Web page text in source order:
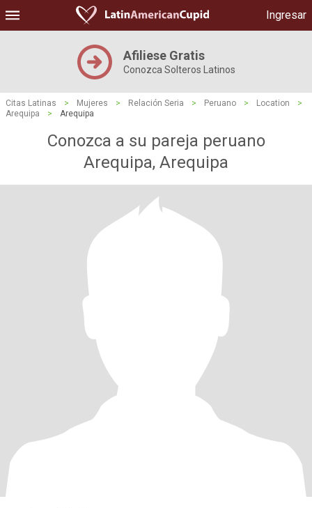
Ingresar
Afiliese Gratis
Conozca Solteros Latinos
Citas Latinas > Mujeres > Relación Seria > Peruano > Location
>
Arequipa
> Arequipa
Conozca a su pareja peruano
Arequipa, Arequipa